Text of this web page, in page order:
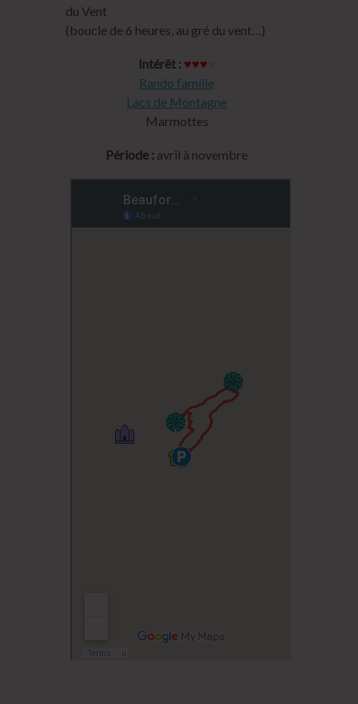
du Vent
(boucle de 6 heures, au gré du vent…)
Intérêt : ♥♥♥
Rando famille
Lacs de Montagne
Marmottes
Période : avril à novembre